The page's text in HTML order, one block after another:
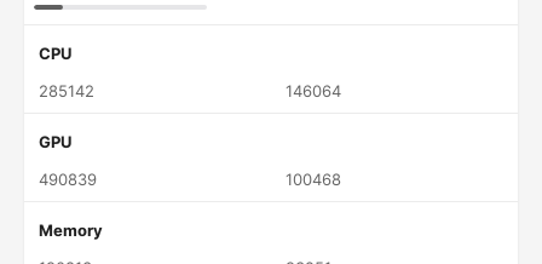
CPU
285142
146064
GPU
490839
100468
Memory